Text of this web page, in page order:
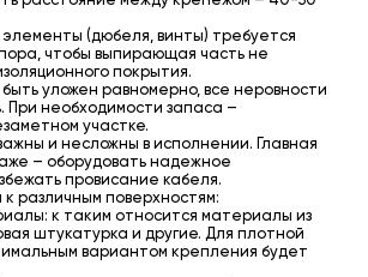
(дюбеля, винты) требуется
чтобы выпирающая часть не
покрытия.
уложен равномерно, все неровности
При необходимости запаса –
участке.
и несложны в исполнении. Главная
– оборудовать надежное
провисание кабеля.
различным поверхностям:
к таким относится материалы из
штукатурка и другие. Для плотной
вариантом крепления будет